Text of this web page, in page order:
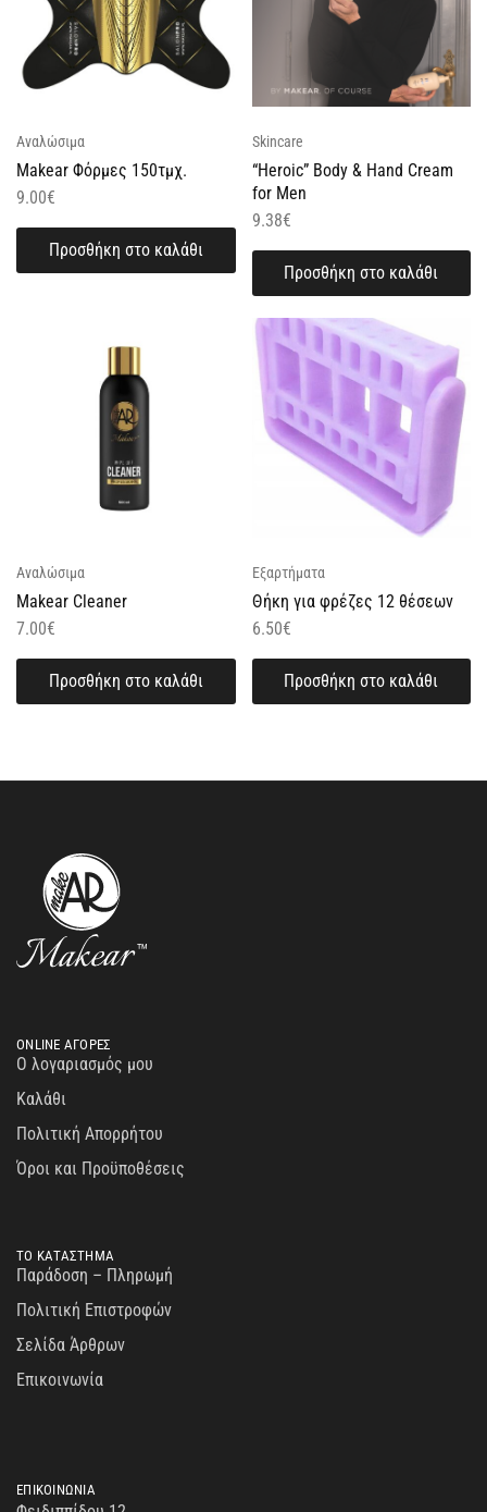
Αναλώσιμα
Makear Φόρμες 150τμχ.
9.00€
Προσθήκη στο καλάθι
Skincare
“Heroic” Body & Hand Cream
for Men
9.38€
Προσθήκη στο καλάθι
Αναλώσιμα
Makear Cleaner
7.00€
Προσθήκη στο καλάθι
Εξαρτήματα
Θήκη για φρέζες 12 θέσεων
6.50€
Προσθήκη στο καλάθι
ONLINE ΑΓΟΡΕΣ
Ο λογαριασμός μου
Καλάθι
Πολιτική Απορρήτου
Όροι και Προϋποθέσεις
ΤΟ ΚΑΤΑΣΤΗΜΑ
Παράδοση – Πληρωμή
Πολιτική Επιστροφών
Σελίδα Άρθρων
Επικοινωνία
ΕΠΙΚΟΙΝΩΝΙΑ